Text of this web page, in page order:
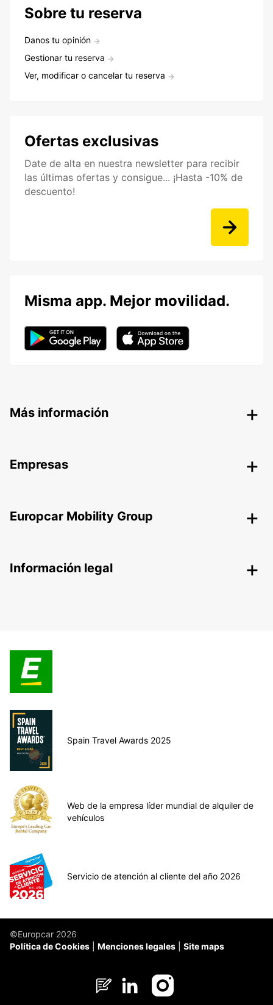
Sobre tu reserva
Danos tu opinión
Gestionar tu reserva
Ver, modificar o cancelar tu reserva
Ofertas exclusivas
Date de alta en nuestra newsletter para recibir
las últimas ofertas y consigue... ¡Hasta -10% de
descuento!
Misma app. Mejor movilidad.
Más información
Empresas
Europcar Mobility Group
Información legal
Spain Travel Awards 2025
Web de la empresa líder mundial de alquiler de
vehículos
Servicio de atención al cliente del año 2026
©Europcar 2026
Política de Cookies
Menciones legales Site maps